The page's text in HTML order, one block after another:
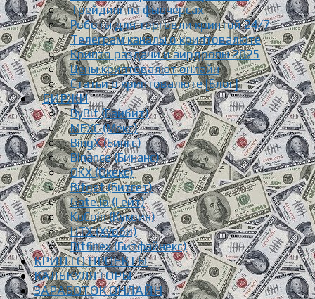
Трейдинг на фьючерсах
Роботы для торговли криптой 24/7
Телеграм каналы о криптовалюте
Крипто раздачи и аирдропы 2025
Цены криптовалют онлайн
Статьи о криптовалюте [Блог]
БИРЖИ
ByBit (Байбит)
MEXC (Мекс)
BingX (Бингс)
Binance (Бинанс)
OKX (Окекс)
Bitget (Битгет)
Gate.io (Гейт)
KuCoin (Кукоин)
HTX (Хуоби)
Bitfinex (Битфайнекс)
КРИПТО ПРОЕКТЫ
КАЛЬКУЛЯТОРЫ
ЗАРАБОТОК ОНЛАЙН